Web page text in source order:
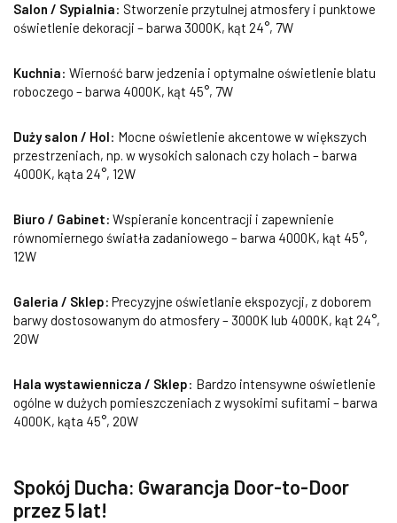
Salon / Sypialnia: Stworzenie przytulnej atmosfery i punktowe
oświetlenie dekoracji – barwa 3000K, kąt 24°, 7W
Kuchnia: Wierność barw jedzenia i optymalne oświetlenie blatu
roboczego – barwa 4000K, kąt 45°, 7W
Duży salon / Hol: Mocne oświetlenie akcentowe w większych
przestrzeniach, np. w wysokich salonach czy holach – barwa
4000K, kąta 24°, 12W
Biuro / Gabinet: Wspieranie koncentracji i zapewnienie
równomiernego światła zadaniowego – barwa 4000K, kąt 45°,
12W
Galeria / Sklep: Precyzyjne oświetlanie ekspozycji, z doborem
barwy dostosowanym do atmosfery – 3000K lub 4000K, kąt 24°,
20W
Hala wystawiennicza / Sklep: Bardzo intensywne oświetlenie
ogólne w dużych pomieszczeniach z wysokimi sufitami – barwa
4000K, kąta 45°, 20W
Spokój Ducha: Gwarancja Door-to-Door
przez 5 lat!